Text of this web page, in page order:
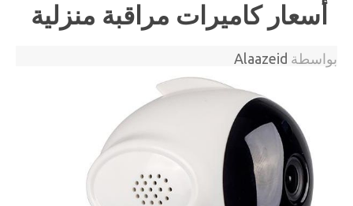
أسعار كاميرات مراقبة منزلية
بواسطة Alaazeid